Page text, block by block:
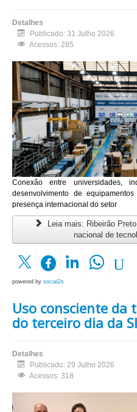
Detalhes
Publicado: 31 Julho 2026
Acessos: 285
Conexão entre universidades,
desenvolvimento de
presença internacional do setor
Leia mais: Ribeirão
nacional de
powered by social2s
Uso consciente da
do terceiro dia da
Detalhes
Publicado: 29 Julho 2026
Acessos: 318